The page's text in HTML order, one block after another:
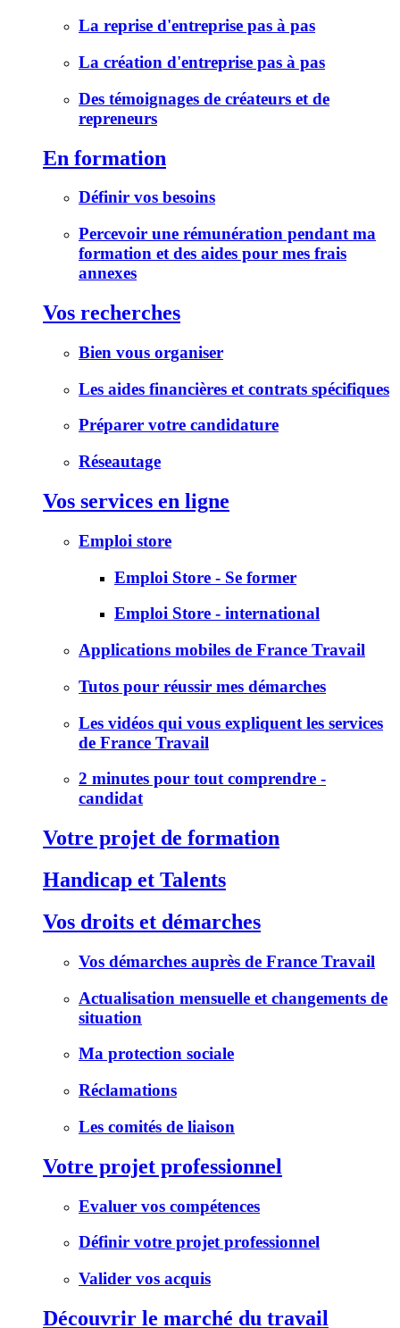
La reprise d'entreprise pas à pas
La création d'entreprise pas à pas
Des témoignages de créateurs et de
repreneurs
En formation
Définir vos besoins
Percevoir une rémunération pendant ma
formation et des aides pour mes frais
annexes
Vos recherches
Bien vous organiser
Les aides financières et contrats spécifiques
Préparer votre candidature
Réseautage
Vos services en ligne
Emploi store
Emploi Store - Se former
Emploi Store - international
Applications mobiles de France Travail
Tutos pour réussir mes démarches
Les vidéos qui vous expliquent les services
de France Travail
2 minutes pour tout comprendre -
candidat
Votre projet de formation
Handicap et Talents
Vos droits et démarches
Vos démarches auprès de France Travail
Actualisation mensuelle et changements de
situation
Ma protection sociale
Réclamations
Les comités de liaison
Votre projet professionnel
Evaluer vos compétences
Définir votre projet professionnel
Valider vos acquis
Découvrir le marché du travail